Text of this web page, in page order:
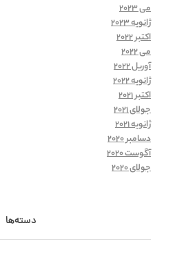
می 2023
ژانویه 2023
اکتبر 2022
می 2022
آوریل 2022
ژانویه 2022
اکتبر 2021
جولای 2021
ژانویه 2021
دسامبر 2020
آگوست 2020
جولای 2020
دسته‌ها